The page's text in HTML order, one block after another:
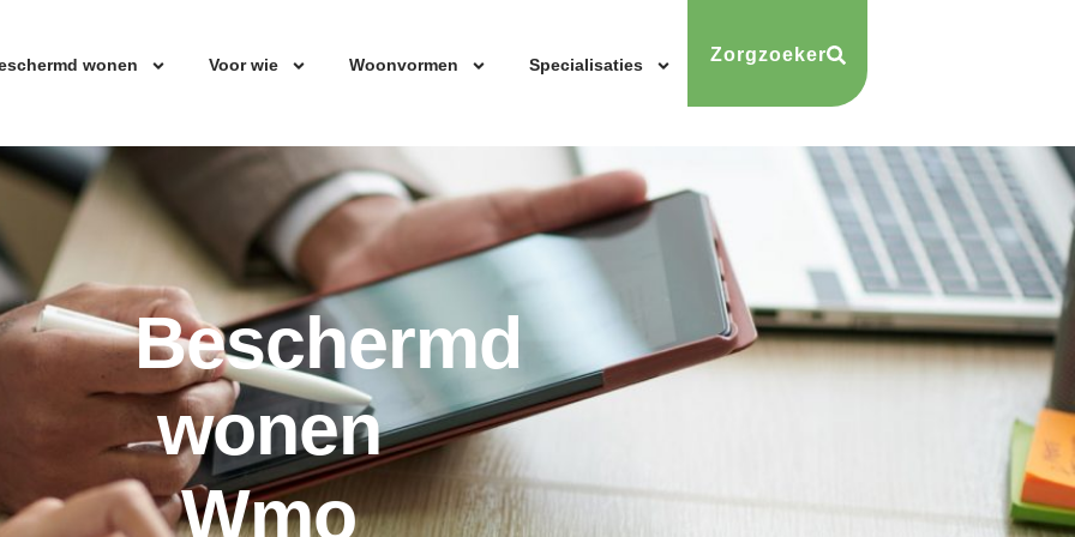
wonen Voor wie Woonvormen Specialisaties Zorgzoeker
Beschermd
wonen
Wmo